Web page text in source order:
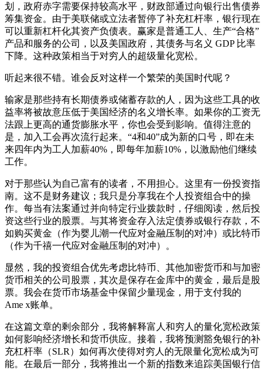
划，政府赤字需要保持较高水平，财政部通过向银行出售债券
筹集资金。由于美联储或立法者暂停了补充杠杆率，银行现在
可以重新杠杆化其资产负债表。赢家是普通工人、生产“合格”
产品和服务的公司，以及美国政府，其债务与名义 GDP 比率
下降。这种政策相当于对穷人的超级量化宽松。
听起来很不错。谁会反对这样一个繁荣的美国时代呢？
输家是那些持有长期债券或储蓄存款的人，因为这些工具的收
益率将被故意压低于美国经济的名义增长率。如果你的工资无
法跟上更高的通货膨胀水平，你也会受到影响。值得注意的
是，加入工会再次流行起来。“4和40”成为新的口号，即在未
来四年内为工人加薪40%，即每年加薪10%，以激励他们继续
工作。
对于那些认为自己富有的读者，不用担心。这里有一份投资指
南。这不是财务建议；我只是分享我在个人投资组合中的操
作。每当有法案通过并向特定行业拨款时，仔细阅读，然后投
资这些行业的股票。与其将资金存入法定债券或银行存款，不
如购买黄金（作为婴儿潮一代应对金融压制的对冲）或比特币
（作为千禧一代应对金融压制的对冲）。
显然，我的投资组合优先考虑比特币、其他加密货币和与加密
货币相关的公司股票，其次是保存在金库中的黄金，最后是股
票。我会在货币市场基金中保留少量现金，用于支付我的
Ame x账单。
在这篇文章的剩余部分，我将解释富人和穷人的量化宽松政策
如何影响经济增长和货币供应。接着，我将预测豁免银行的补
充杠杆率（SLR）如何再次使得对穷人的无限量化宽松成为可
能。在最后一部分，我将推出一个新的指数来追踪美国银行信